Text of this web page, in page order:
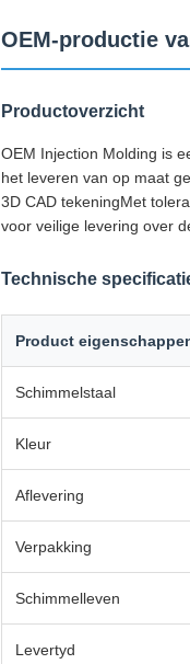
OEM-productie
Productoverzicht
OEM Injection Molding is
het leveren van op maat
3D CAD tekeningMet
voor veilige levering over
Technische
Product
Schimmelstaal
Kleur
Aflevering
Verpakking
Schimmelleven
Levertyd